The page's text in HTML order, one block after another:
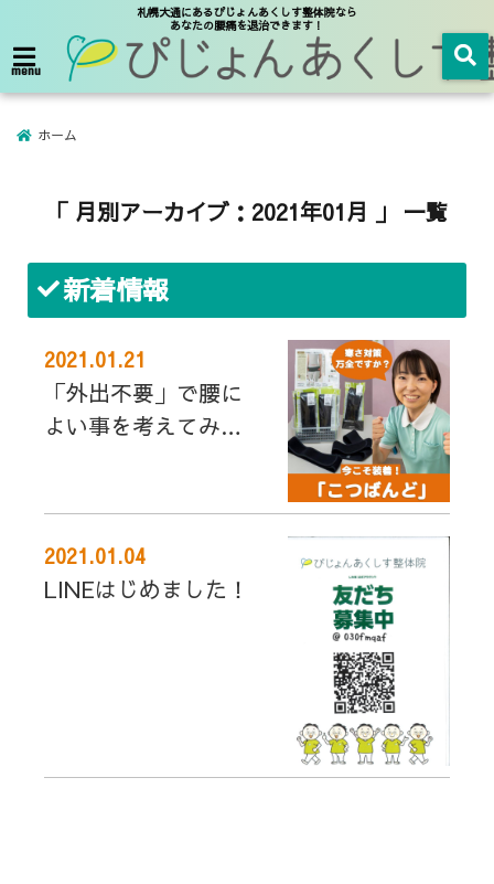
札幌大通にあるぴじょんあくしす整体院なら
あなたの腰痛を退治できます！
menu
ホーム
「 月別アーカイブ：2021年01月 」 一覧
新着情報
2021.01.21
「外出不要」で腰に
よい事を考えてみま
2021.01.04
LINEはじめました！